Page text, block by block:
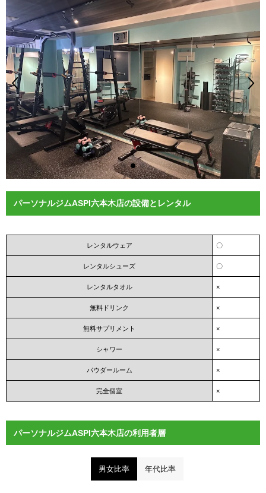
パーソナルジムASPI六本木店の設備とレンタル
レンタルウェア 〇
レンタルシューズ 〇
レンタルタオル ×
無料ドリンク ×
無料サプリメント ×
シャワー ×
パウダールーム ×
完全個室 ×
パーソナルジムASPI六本木店の利用者層
男女比率 年代比率